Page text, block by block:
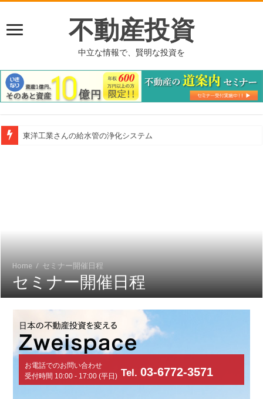
不動産投資
中立な情報で、賢明な投資を
東洋工業さんの給水管の浄化システム
Home / セミナー開催日程
セミナー開催日程